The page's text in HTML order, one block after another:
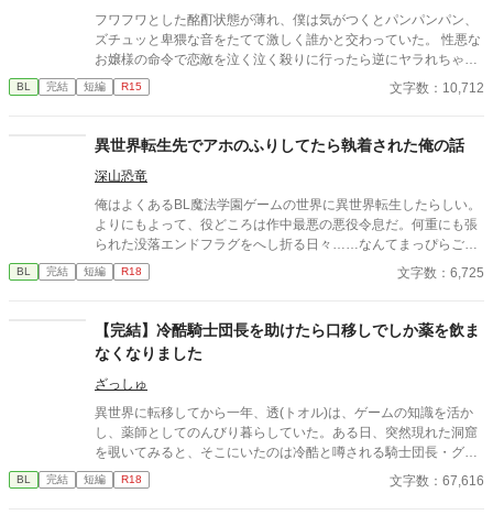
フワフワとした酩酊状態が薄れ、僕は気がつくとパンパンパン、
ズチュッと卑猥な音をたてて激しく誰かと交わっていた。 性悪な
お嬢様の命令で恋敵を泣く泣く殺りに行ったら逆にヤラれちゃっ
た、ちょっとアホな子の話です。 （ムーンライトノベルにも掲載
しています）
BL 完結 短編 R15 文字数：10,712
異世界転生先でアホのふりしてたら執着された俺の話
深山恐竜
俺はよくあるBL魔法学園ゲームの世界に異世界転生したらしい。
よりにもよって、役どころは作中最悪の悪役令息だ。何重にも張
られた没落エンドフラグをへし折る日々……なんてまっぴらごめ
んなので、前世のスキル（引きこもり）を最大限活用して平和を
勝ち取る！ ……はずだったのだが、どういうわけか俺の従者が
BL 完結 短編 R18 文字数：6,725
【完結】冷酷騎士団長を助けたら口移しでしか薬を飲ま
なくなりました
ざっしゅ
異世界に転移してから一年、透(トオル)は、ゲームの知識を活か
し、薬師としてのんびり暮らしていた。ある日、突然現れた洞窟
を覗いてみると、そこにいたのは冷酷と噂される騎士団長・グレ
イド。毒に侵された彼を透は助けたが、その毒は、キスをしたり
体を重ねないと完全に解毒できないらしい。 タイトルに※印がつ
BL 完結 短編 R18 文字数：67,616